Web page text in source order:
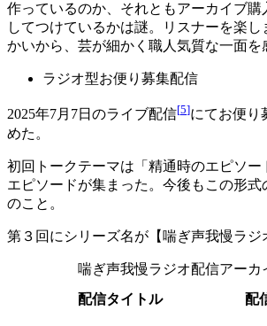
作っているのか、それともアーカイブ購
してつけているかは謎。リスナーを楽
かいから、芸が細かく職人気質な一面を
ラジオ型お便り募集配信
2025年7月7日のライブ配信[5]にてお便り
めた。
初回トークテーマは「精通時のエピソー
エピソードが集まった。今後もこの形式
のこと。
第３回にシリーズ名が【喘ぎ声我慢ラジ
喘ぎ声我慢ラジオ配信アーカ
配信タイトル
配